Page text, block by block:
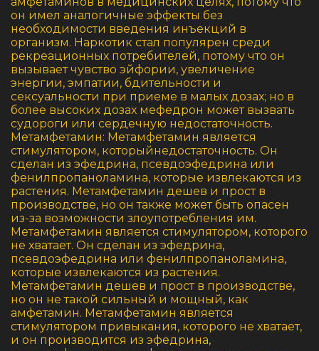
он имел аналогичные эффекты без
необходимости введения инъекций в
организм. Наркотик стал популярен среди
рекреационных потребителей, потому что он
вызывает чувство эйфории, увеличение
энергии, эмпатии, бдительности и
сексуальности при приеме в малых дозах; но в
более высоких дозах мефедрон может вызвать
судороги или сердечную недостаточность.
Метамфетамин: Метамфетамин является
стимулятором, которыйнедостаточность. Он
сделан из эфедрина, псевдоэфедрина или
фенилпропаноламина, которые извлекаются из
растения. Метамфетамин дешев и прост в
производстве, но он также может быть опасен
из-за возможности злоупотребления им.
Метамфетамин является стимулятором, которого
не хватает. Он сделан из эфедрина,
псевдоэфедрина или фенилпропаноламина,
которые извлекаются из растения.
Метамфетамин дешев и прост в производстве,
но он не такой сильный и мощный, как
амфетамин. Метамфетамин является
стимулятором привыкания, которого не хватает,
и он производится из эфедрина,